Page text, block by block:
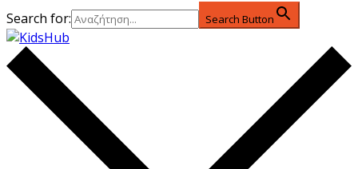
Search for: Search Button